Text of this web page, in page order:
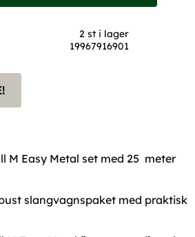
2 st i lager
19967916901
M Easy Metal set med 25 meter
slangvagnspaket med praktisk